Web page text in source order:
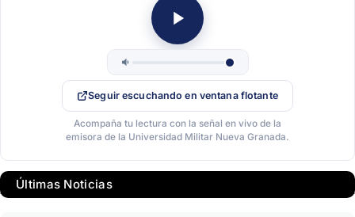
Seguir escuchando en ventana flotante
Acompaña tu lectura con la señal en vivo de la
emisora de la Universidad Militar Nueva Granada.
Últimas Noticias